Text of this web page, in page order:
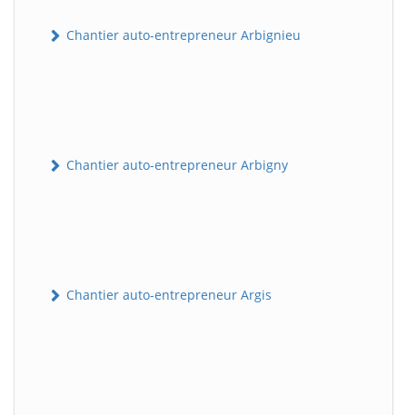
Chantier auto-entrepreneur Arbignieu
Chantier auto-entrepreneur Arbigny
Chantier auto-entrepreneur Argis